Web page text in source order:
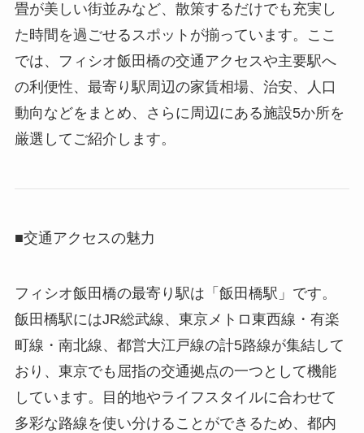
畳が美しい街並みなど、散策するだけでも充実し
た時間を過ごせるスポットが揃っています。ここ
では、フィシオ飯田橋の交通アクセスや主要駅へ
の利便性、最寄り駅周辺の家賃相場、治安、人口
動向などをまとめ、さらに周辺にある施設5か所を
厳選してご紹介します。
■交通アクセスの魅力
フィシオ飯田橋の最寄り駅は「飯田橋駅」です。
飯田橋駅にはJR総武線、東京メトロ東西線・有楽
町線・南北線、都営大江戸線の計5路線が集結して
おり、東京でも屈指の交通拠点の一つとして機能
しています。目的地やライフスタイルに合わせて
多彩な路線を使い分けることができるため、都内